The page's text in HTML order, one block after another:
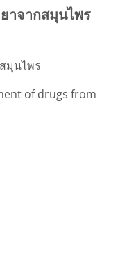
าจากสมุนไพร
มุนไพร
of drugs from